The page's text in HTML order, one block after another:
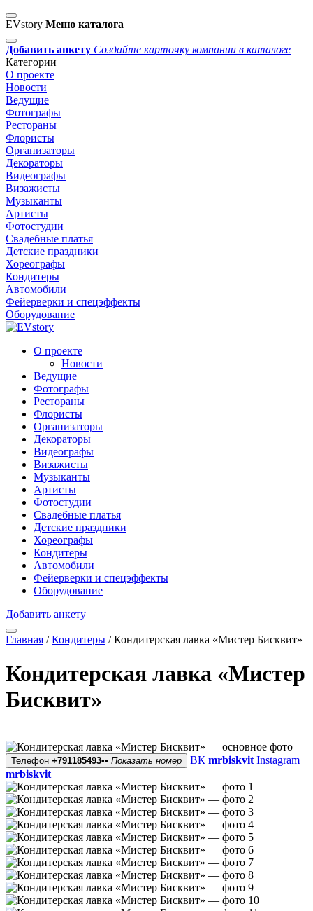
EVstory Меню каталога
Добавить анкету Создайте карточку компании в каталоге
Категории
О проекте
Новости
Ведущие
Фотографы
Рестораны
Флористы
Организаторы
Декораторы
Видеографы
Визажисты
Музыканты
Артисты
Фотостудии
Свадебные платья
Детские праздники
Хореографы
Кондитеры
Автомобили
Фейерверки и спецэффекты
Оборудование
О проекте
Новости
Ведущие
Фотографы
Рестораны
Флористы
Организаторы
Декораторы
Видеографы
Визажисты
Музыканты
Артисты
Фотостудии
Свадебные платья
Детские праздники
Хореографы
Кондитеры
Автомобили
Фейерверки и спецэффекты
Оборудование
Добавить анкету
Главная / Кондитеры / Кондитерская лавка «Мистер Бисквит»
Кондитерская лавка «Мистер
Бисквит»
Телефон +791185493•• Показать номер ВК mrbiskvit Instagram
mrbiskvit